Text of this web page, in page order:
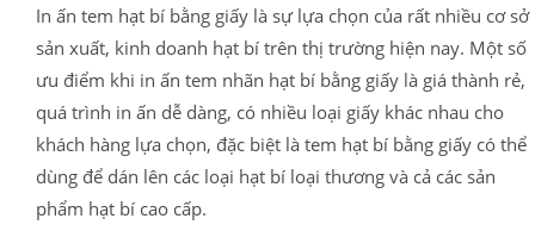
In ấn tem hạt bí bằng giấy là sự lựa chọn của rất nhiều cơ sở
sản xuất, kinh doanh hạt bí trên thị trường hiện nay. Một số
ưu điểm khi in ấn tem nhãn hạt bí bằng giấy là giá thành rẻ,
quá trình in ấn dễ dàng, có nhiều loại giấy khác nhau cho
khách hàng lựa chọn, đặc biệt là tem hạt bí bằng giấy có thể
dùng để dán lên các loại hạt bí loại thương và cả các sản
phẩm hạt bí cao cấp.